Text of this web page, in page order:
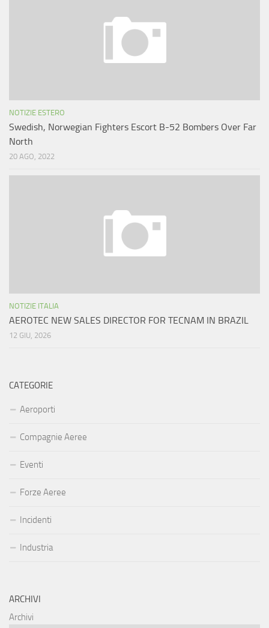
NOTIZIE ESTERO
Swedish, Norwegian Fighters Escort B-52 Bombers Over Far
North
20 AGO, 2022
NOTIZIE ITALIA
AEROTEC NEW SALES DIRECTOR FOR TECNAM IN BRAZIL
12 GIU, 2026
CATEGORIE
Aeroporti
Compagnie Aeree
Eventi
Forze Aeree
Incidenti
Industria
ARCHIVI
Archivi